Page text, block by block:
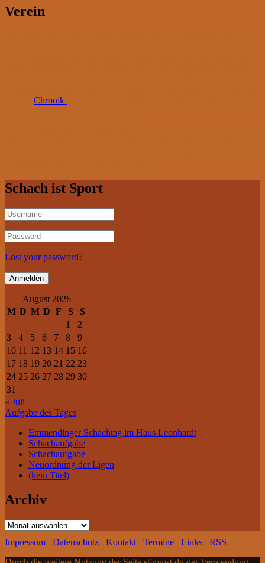
Verein
Chronik
Schach ist Sport
Lost your password?
August 2026
M D M D F S
S
1
2
3
4 5 6 7 8
9
10 11 12 13 14 15 16
17 18 19 20 21 22 23
24 25 26 27 28 29 30
31
« Juli
Aufgabe des Tages
Emmendinger Schachtag im Haus Leonhardt
Schachaufgabe
Schachaufgabe
Neuordnung der Ligen
(kein Titel)
Archiv
Archiv
Impressum
Datenschutz Kontakt Termine Links
RSS